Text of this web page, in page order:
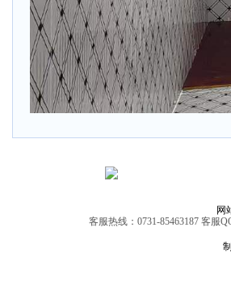
网
客服热线：0731-85463187 客服